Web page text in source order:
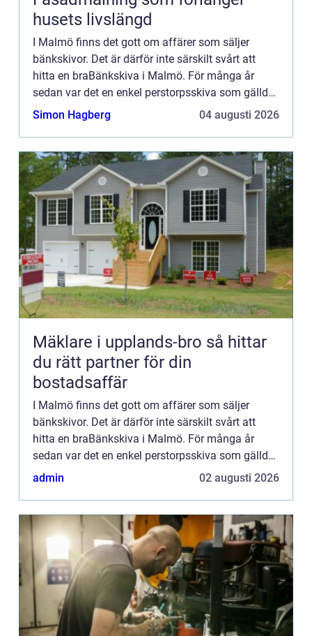
husets livslängd
I Malmö finns det gott om affärer som säljer
bänkskivor. Det är därför inte särskilt svårt att
hitta en braBänkskiva i Malmö. För många år
sedan var det en enkel perstorpsskiva som gällde
när det var dags att lägga in en bänkskiva i köket.
Simon Hagberg 04 augusti 2026
Mäklare i upplands-bro så hittar
du rätt partner för din
bostadsaffär
I Malmö finns det gott om affärer som säljer
bänkskivor. Det är därför inte särskilt svårt att
hitta en braBänkskiva i Malmö. För många år
sedan var det en enkel perstorpsskiva som gällde
när det var dags att lägga in en bänkskiva i köket.
admin 02 augusti 2026